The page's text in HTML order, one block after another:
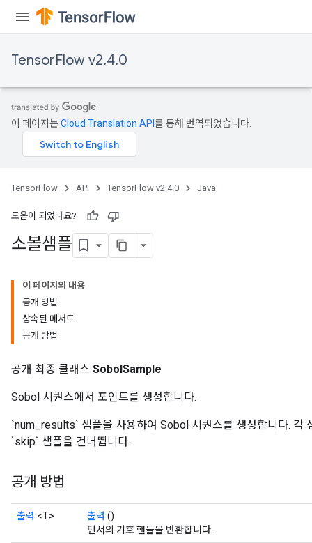
TensorFlow v2.4.0
이 페이지는Cloud Translation API 를 통해 번역되었습니다.
TensorFlow API TensorFlow v2.4.0 Java
도움이 되었나요?
소볼샘플
이 페이지의 내용
공개 방법
상속된 메서드
공개 방법
공개 최종 클래스 SobolSample
Sobol 시퀀스에서 포인트를 생성합니다.
`num_results` 샘플을 사용하여 Sobol 시퀀스를 생성합니다. 각
`skip` 샘플을 건너뜁니다.
공개 방법
출력 <T> 출력 ()
텐서의 기호 핸들을 반환합니다.